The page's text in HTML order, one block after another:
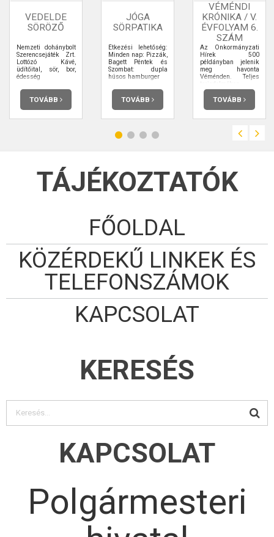
VEDELDE
SÖRÖZŐ
Nemzeti dohánybolt
Szerencsejáték Zrt.
Lottózó Kávé,
üdítőital, sör, bor,
édesség
TOVÁBB
JÓGA
SÖRPATIKA
Étkezési lehetőség:
Minden nap: Pizzák,
Bagett Péntek és
Szombat: dupla
húsos hamburger
TOVÁBB
VÉMÉNDI
KRÓNIKA / V.
ÉVFOLYAM 6.
SZÁM
Az Önkormányzati
Hírek 500
példányban jelenik
meg havonta
Véménden. Teljes
terjedelmében
elolvashatja.
TOVÁBB
TÁJÉKOZTATÓK
FŐOLDAL
KÖZÉRDEKŰ LINKEK ÉS
TELEFONSZÁMOK
KAPCSOLAT
KERESÉS
KAPCSOLAT
Polgármesteri